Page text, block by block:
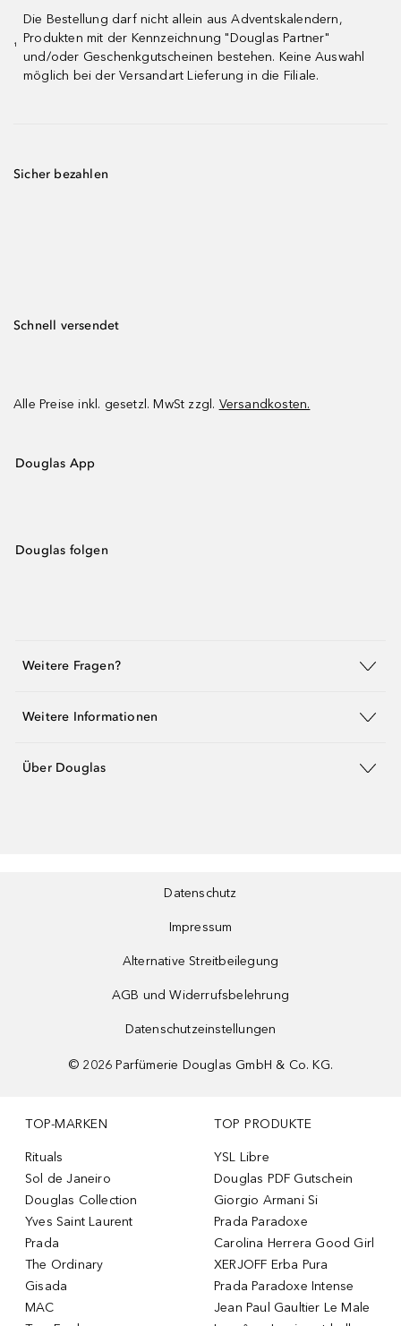
¹
Die Bestellung darf nicht allein aus Adventskalendern,
Produkten mit der Kennzeichnung "Douglas Partner"
und/oder Geschenkgutscheinen bestehen. Keine Auswahl
möglich bei der Versandart Lieferung in die Filiale.
Sicher bezahlen
Schnell versendet
Alle Preise inkl. gesetzl. MwSt zzgl. Versandkosten.
Douglas App
Douglas folgen
Weitere Fragen?
Weitere Informationen
Über Douglas
Datenschutz
Impressum
Alternative Streitbeilegung
AGB und Widerrufsbelehrung
Datenschutzeinstellungen
© 2026 Parfümerie Douglas GmbH & Co. KG.
TOP-MARKEN
Rituals
Sol de Janeiro
Douglas Collection
Yves Saint Laurent
Prada
The Ordinary
Gisada
MAC
TOP PRODUKTE
YSL Libre
Douglas PDF Gutschein
Giorgio Armani Si
Prada Paradoxe
Carolina Herrera Good Girl
XERJOFF Erba Pura
Prada Paradoxe Intense
Jean Paul Gaultier Le Male